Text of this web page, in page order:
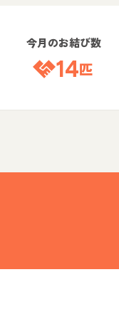
今月のお結び数
14匹